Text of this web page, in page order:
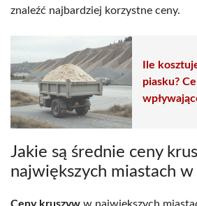
znaleźć najbardziej korzystne ceny.
Ile
piasku?
Jakie są średnie ceny
największych miastach w